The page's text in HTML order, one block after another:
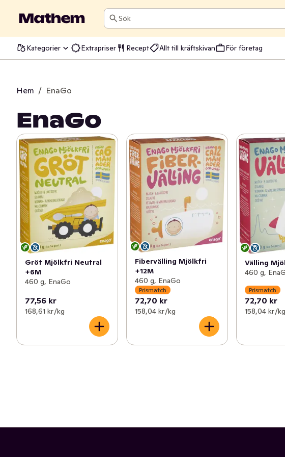
Sök
Kategorier Extrapriser Recept Allt till kräftskivan För företag
Hem / EnaGo
EnaGo
Gröt Mjölkfri Neutral
+6M
460 g, EnaGo
77,56 kr
168,61 kr /kg
Fibervälling Mjölkfri
+12M
460 g, EnaGo
Prismatch
72,70 kr
158,04 kr /kg
Välling
460 g,
Prismatch
72,70 kr
158,04 kr /kg